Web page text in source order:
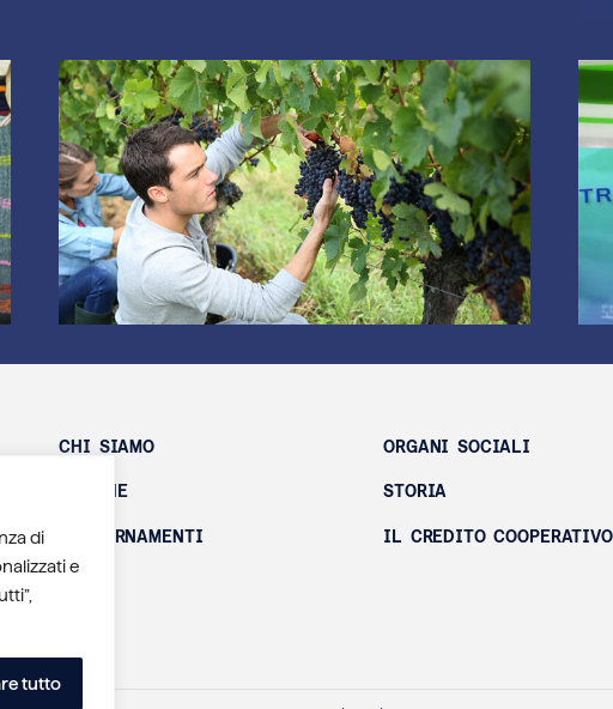
di
e
tutto
CHI SIAMO
BANCHE
AGGIORNAMENTI
ORGANI SOCIALI
STORIA
IL CREDITO COOPERATIVO